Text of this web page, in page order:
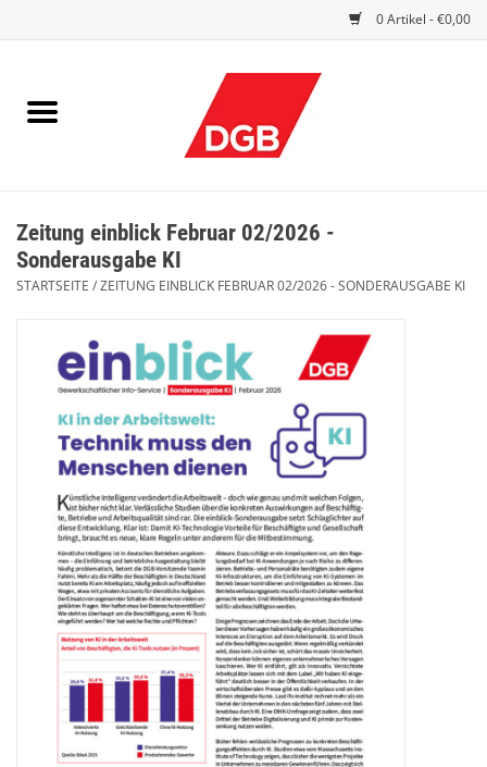
0 Artikel - €0,00
EINBLICK
DGB FRAUEN
DGB JUGEND
WERBEMITTEL / GIVE AWAYS
HANDWERK
TARIFWENDE
GEWERKSCHAFTEN FÜR DEN
Zeitung einblick Februar 02/2026 -
Sonderausgabe KI
STARTSEITE /ZEITUNG EINBLICK FEBRUAR 02/2026 - SONDERAUSGABE KI